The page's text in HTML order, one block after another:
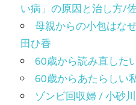
い病」の原因と治し方/
母親からの小包はな
田ひ香
60歳から読み直した
60歳からあたらしい
ゾンビ回収婦 / 小砂